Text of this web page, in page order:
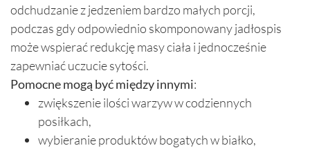
odchudzanie z jedzeniem bardzo małych porcji,
podczas gdy odpowiednio skomponowany jadłospis
może wspierać redukcję masy ciała i jednocześnie
zapewniać uczucie sytości.
Pomocne mogą być między innymi:
zwiększenie ilości warzyw w codziennych
posiłkach,
wybieranie produktów bogatych w białko,